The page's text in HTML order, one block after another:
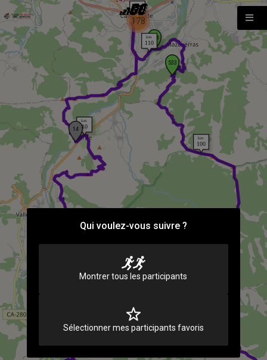
Qui voulez-vous suivre ?
Montrer tous les participants
Sélectionner mes participants favoris
178